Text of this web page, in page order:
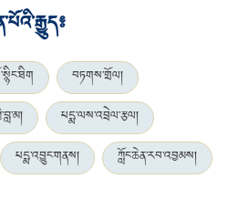
བཏགས་གྲོལ།
པདྨ་ལས་འབྲེལ་རྩལ།
པདྨ་འབྱུང་གནས།
ཀློང་ཆེན་རབ་འབྱམས།